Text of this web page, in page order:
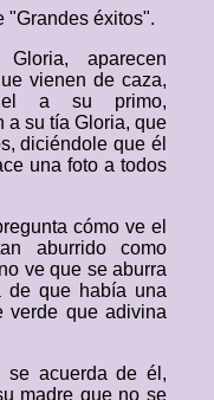
"Grandes éxitos".
aparecen
vienen de caza,
a su primo,
a su tía Gloria, que
diciéndole que él
una foto a todos
cómo ve el
aburrido como
ve que se aburra
de que había una
verde que adivina
se acuerda de él,
madre que no se